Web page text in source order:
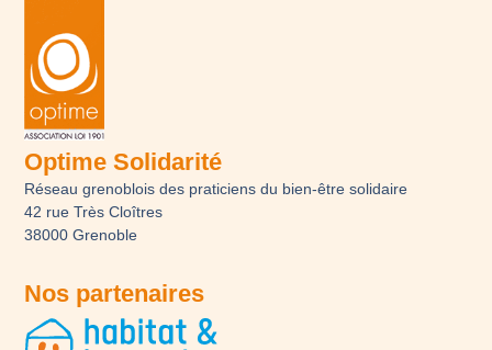
Optime Solidarité
Réseau grenoblois des praticiens du bien-être solidaire
42 rue Très Cloîtres
38000 Grenoble
Nos partenaires